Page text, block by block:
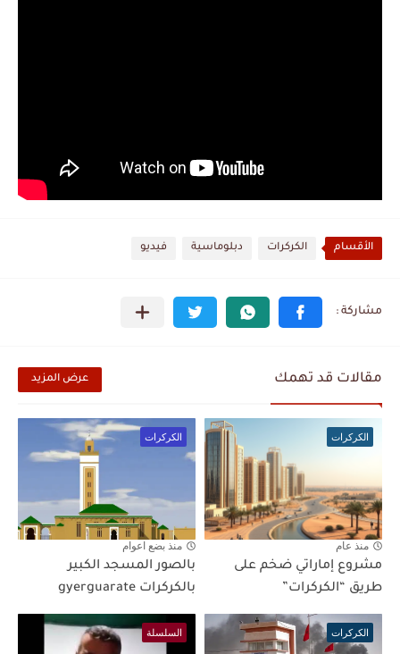
الأقسام الكركرات دبلوماسية فيديو
مقالات قد تهمك عرض المزيد
الكركرات
منذ عام
مشروع إماراتي ضخم على
طريق “الكركرات”
الكركرات
منذ بضع اعوام
بالصور المسجد الكبير
بالكركرات gyerguarate
الكركرات السلسلة